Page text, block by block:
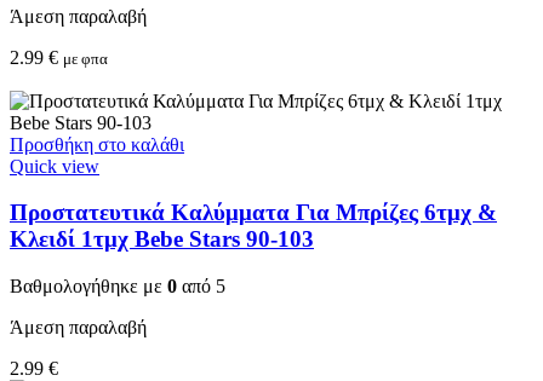
Άμεση παραλαβή
2.99 € με φπα
Προσθήκη στο καλάθι
Quick view
Προστατευτικά Καλύμματα Για Μπρίζες 6τμχ &
Κλειδί 1τμχ Bebe Stars 90-103
Βαθμολογήθηκε με 0 από 5
Άμεση παραλαβή
2.99 €